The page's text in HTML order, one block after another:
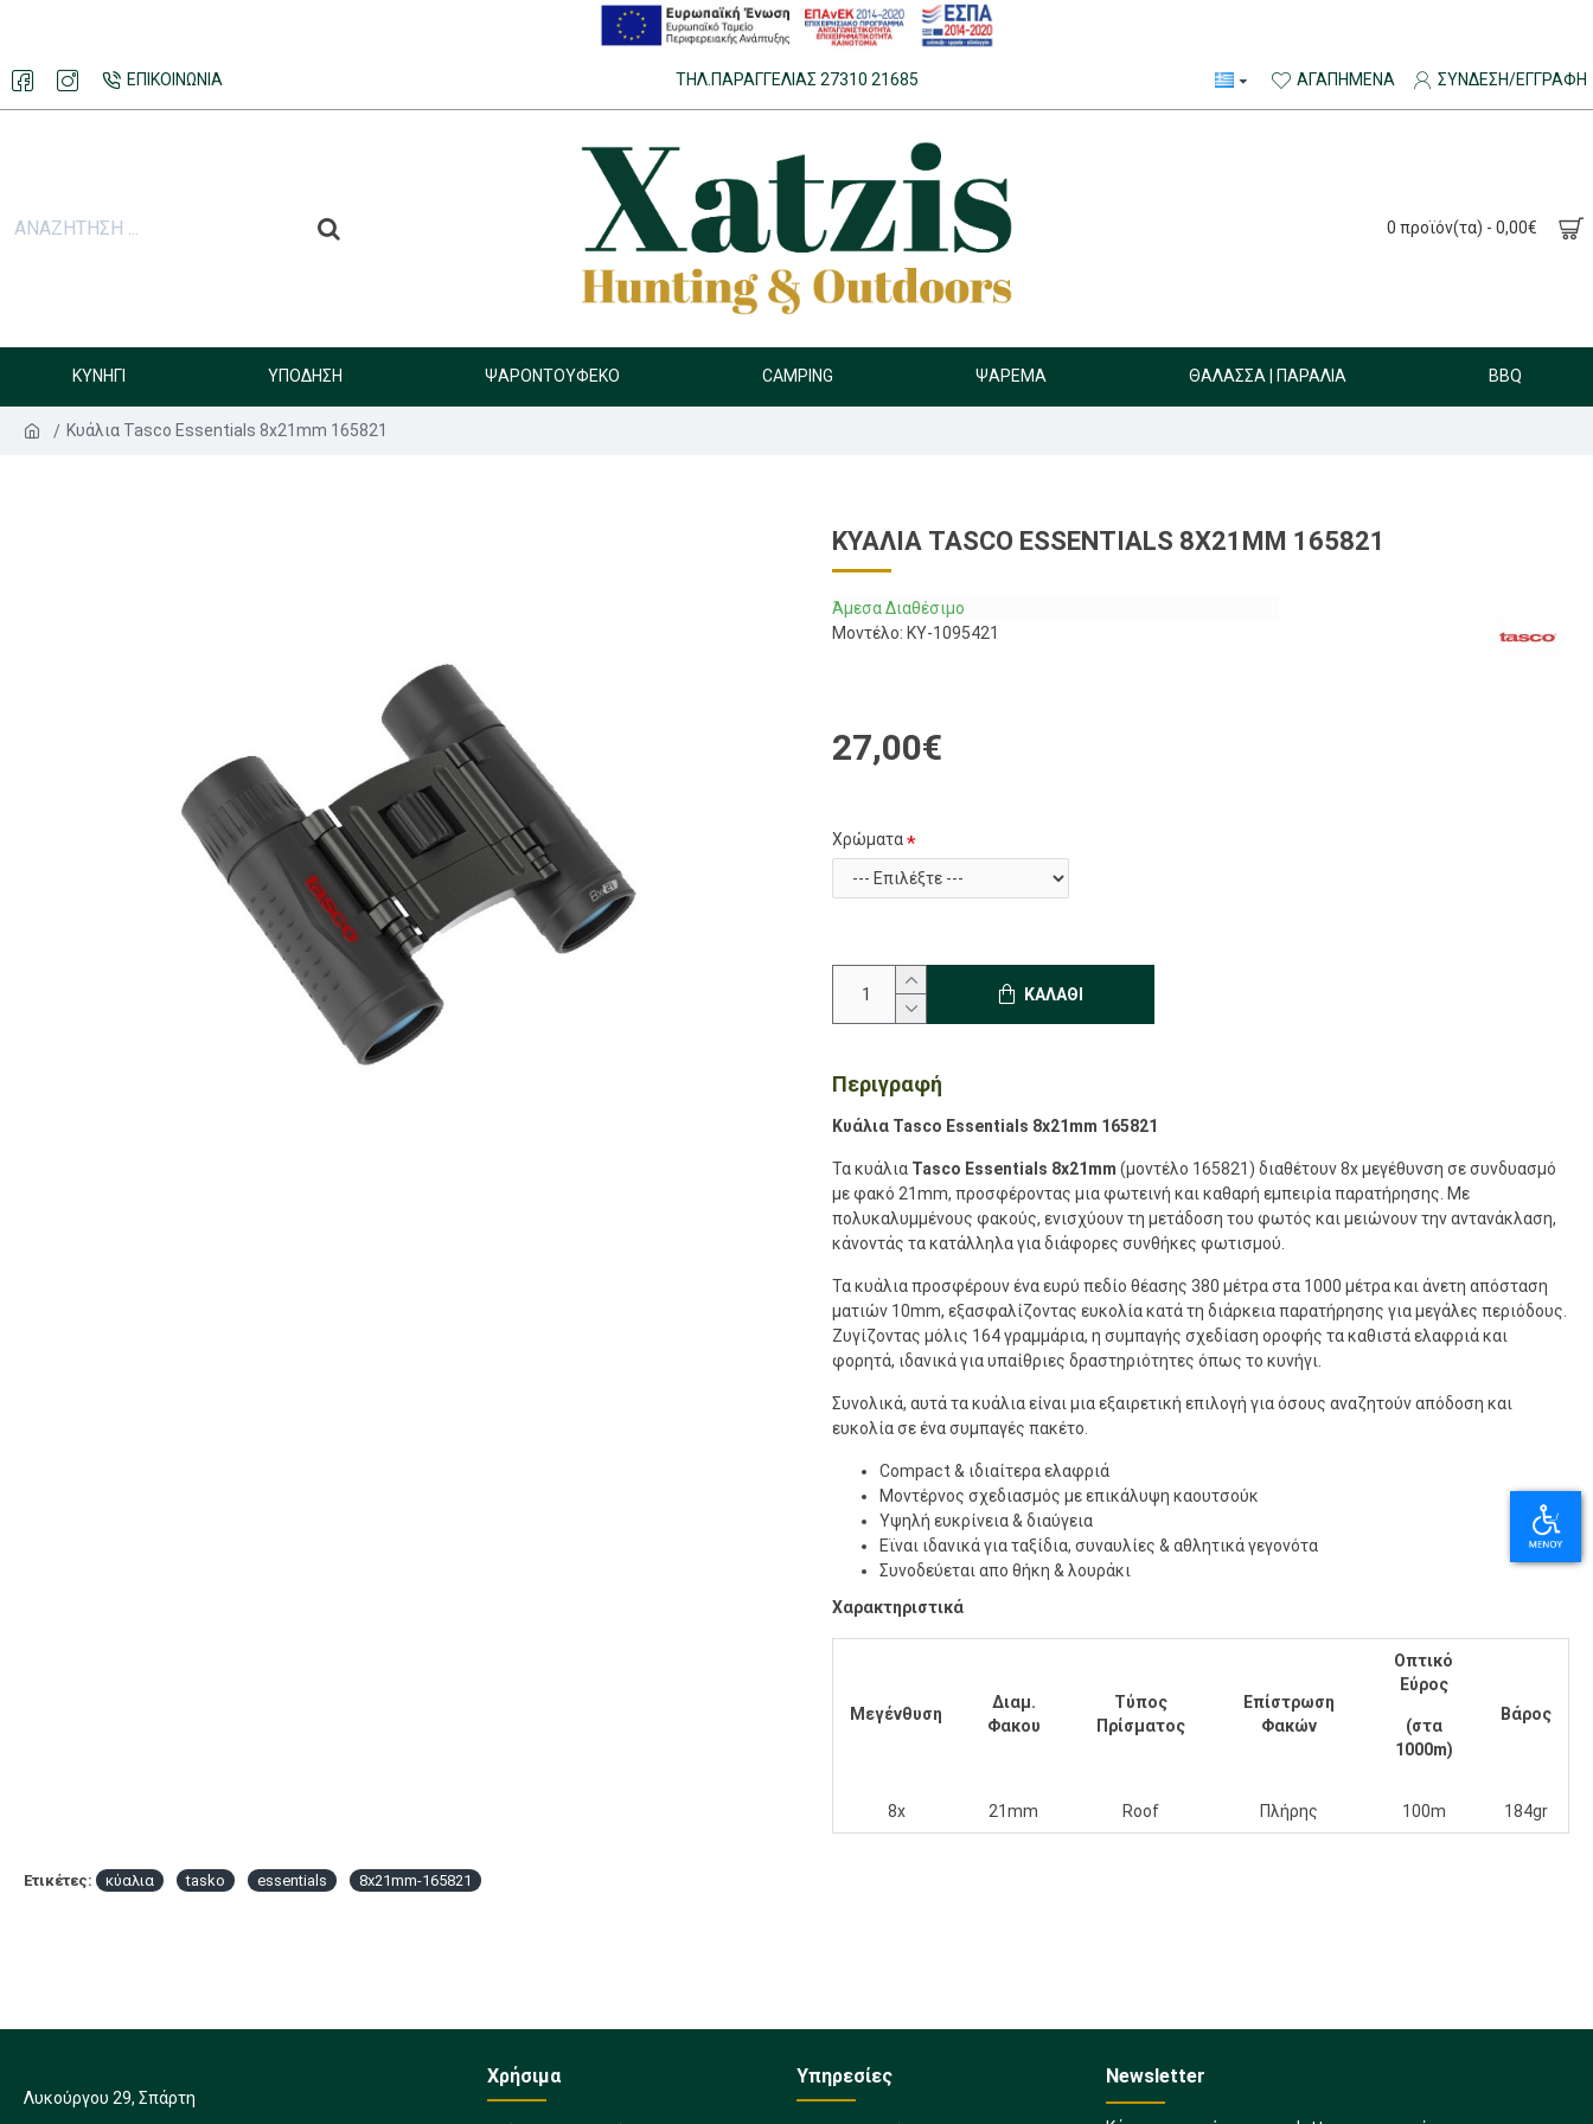
ΕΠΙΚΟΙΝΩΝΊΑ ΤΗΛ.ΠΑΡΑΓΓΕΛΊΑΣ 27310 21685 ΑΓΑΠΗΜΈΝΑ ΣΎΝΔΕΣΗ/ΕΓΓΡΑΦΉ
0 προϊόν(τα) - 0,00€
ΚΥΝΉΓΙ ΥΠΌΔΗΣΗ ΨΑΡΟΝΤΟΎΦΕΚΟ CAMPING ΨΆΡΕΜΑ ΘΆΛΑΣΣΑ | ΠΑΡΑΛΊΑ BBQ
Κυάλια Tasco Essentials 8x21mm 165821
ΚΥΆΛΙΑ TASCO ESSENTIALS 8X21MM 165821
Άμεσα Διαθέσιμο
Μοντέλο: KY-1095421
27,00€
Χρώματα
ΚΑΛΆΘΙ
Περιγραφή
Κυάλια Tasco Essentials 8x21mm 165821
Τα κυάλια Tasco Essentials 8x21mm (μοντέλο 165821) διαθέτουν 8x μεγέθυνση σε συνδυασμό
με φακό 21mm, προσφέροντας μια φωτεινή και καθαρή εμπειρία παρατήρησης. Με
πολυκαλυμμένους φακούς, ενισχύουν τη μετάδοση του φωτός και μειώνουν την αντανάκλαση,
κάνοντάς τα κατάλληλα για διάφορες συνθήκες φωτισμού.
Τα κυάλια προσφέρουν ένα ευρύ πεδίο θέασης 380 μέτρα στα 1000 μέτρα και άνετη απόσταση
ματιών 10mm, εξασφαλίζοντας ευκολία κατά τη διάρκεια παρατήρησης για μεγάλες περιόδους.
Ζυγίζοντας μόλις 164 γραμμάρια, η συμπαγής σχεδίαση οροφής τα καθιστά ελαφριά και
φορητά, ιδανικά για υπαίθριες δραστηριότητες όπως το κυνήγι.
Συνολικά, αυτά τα κυάλια είναι μια εξαιρετική επιλογή για όσους αναζητούν απόδοση και
ευκολία σε ένα συμπαγές πακέτο.
Compact & ιδιαίτερα ελαφριά
Mοντέρνος σχεδιασμός με επικάλυψη καουτσούκ
Yψηλή ευκρίνεια & διαύγεια
Εϊναι ιδανικά για ταξίδια, συναυλίες & αθλητικά γεγονότα
Συνοδεύεται απο θήκη & λουράκι
Χαρακτηριστικά
Μεγένθυση
Διαμ.
Φακου
Τύπος
Πρίσματος
Επίστρωση
Φακών
Οπτικό
Εύρος
(στα
1000m)
Βάρος
8x 21mm Roof Πλήρης 100m 184gr
Ετικέτες: κύαλια tasko essentials 8x21mm-165821
Λυκούργου 29, Σπάρτη
Χρήσιμα Υπηρεσίες Newsletter